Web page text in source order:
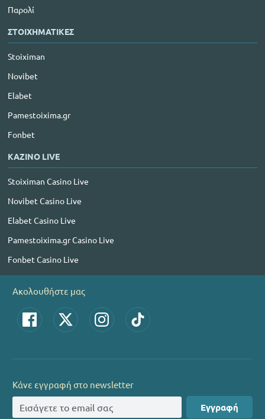
Παρολί
ΣΤΟΙΧΗΜΑΤΙΚΕΣ
Stoiximan
Novibet
Elabet
Pamestoixima.gr
Fonbet
ΚΑΖΙΝΟ LIVE
Stoiximan Casino Live
Novibet Casino Live
Elabet Casino Live
Pamestoixima.gr Casino Live
Fonbet Casino Live
Ακολουθήστε μας
Κάνε εγγραφή στο newsletter
Εγγραφή